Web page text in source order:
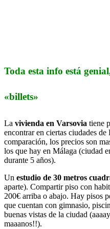
Toda esta info está
«billets»
La vivienda en Varsovia tiene
encontrar en ciertas ciudades de
comparación, los precios son
los que hay en Málaga (ciudad
durante 5 años).
Un estudio de 30 metros
aparte). Compartir piso con
200€ arriba o abajo. Hay pisos
que cuentan con gimnasio,
buenas vistas de la ciudad
maaanos!!).